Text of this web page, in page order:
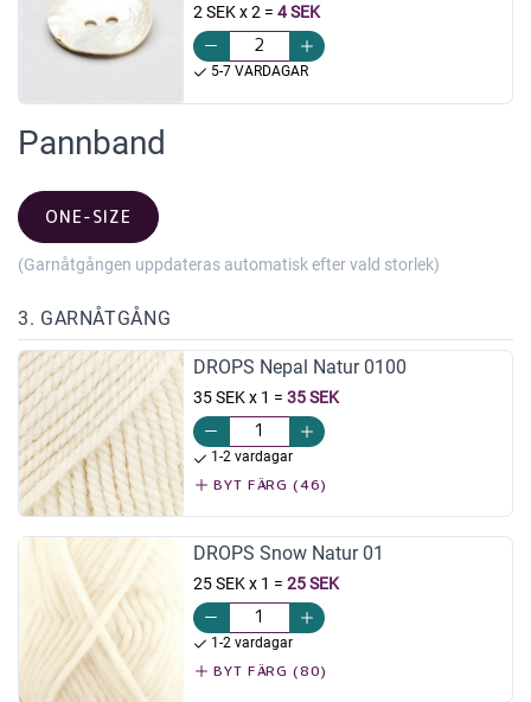
2 SEK x 2 = 4 SEK
5-7 VARDAGAR
Pannband
ONE-SIZE
(Garnåtgången uppdateras automatisk efter vald storlek)
3. GARNÅTGÅNG
DROPS Nepal Natur 0100
35 SEK x 1 = 35 SEK
1-2 vardagar
BYT FÄRG (46)
DROPS Snow Natur 01
25 SEK x 1 = 25 SEK
1-2 vardagar
BYT FÄRG (80)